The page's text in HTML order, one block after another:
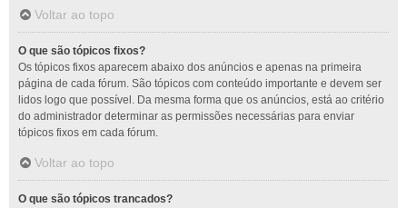
Voltar ao topo
O que são tópicos fixos?
Os tópicos fixos aparecem abaixo dos anúncios e apenas na primeira
página de cada fórum. São tópicos com conteúdo importante e devem ser
lidos logo que possível. Da mesma forma que os anúncios, está ao critério
do administrador determinar as permissões necessárias para enviar
tópicos fixos em cada fórum.
Voltar ao topo
O que são tópicos trancados?